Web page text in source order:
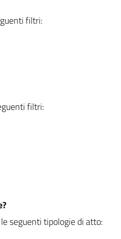
filtri:
filtri:
seguenti tipologie di atto: